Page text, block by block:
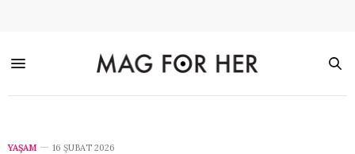
YAŞAM 16 ŞUBAT 2026